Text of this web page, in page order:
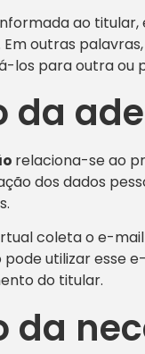
ao
outras
los para outra ou
da
relaciona-se ao
dos dados
coleta o e-
pode utilizar esse
do titular.
da